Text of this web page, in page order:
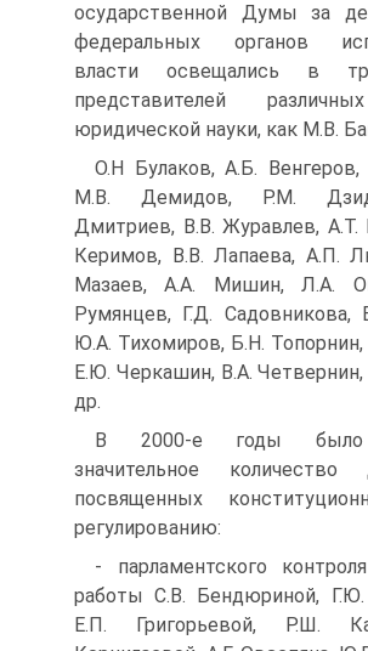
осударственной Думы за
федеральных органов
власти освещались в
представителей
юридической науки, как М.В.
О.Н Булаков, А.Б. Венгеров,
М.В. Демидов, Р.М.
Дмитриев, В.В. Журавлев, А.Т.
Керимов, В.В. Лапаева, А.П.
Мазаев, А.А. Мишин, Л.А.
Румянцев, Г.Д. Садовникова,
Ю.А. Тихомиров, Б.Н.
Е.Ю. Черкашин, В.А. Четвернин,
др.
В 2000-е годы было
значительное количество
посвященных
регулированию:
- парламентского
работы С.В. Бендюриной,
Е.П. Григорьевой, Р.Ш.